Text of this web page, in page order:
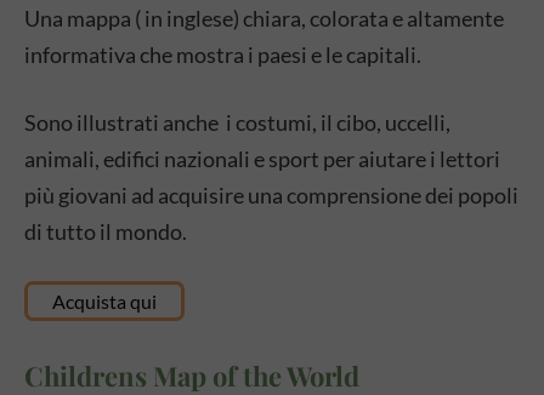
Una mappa ( in inglese) chiara, colorata e altamente
informativa che mostra i paesi e le capitali.
Sono illustrati anche i costumi, il cibo, uccelli,
animali, edifici nazionali e sport per aiutare i lettori
più giovani ad acquisire una comprensione dei popoli
di tutto il mondo.
Acquista qui
Childrens Map of the World